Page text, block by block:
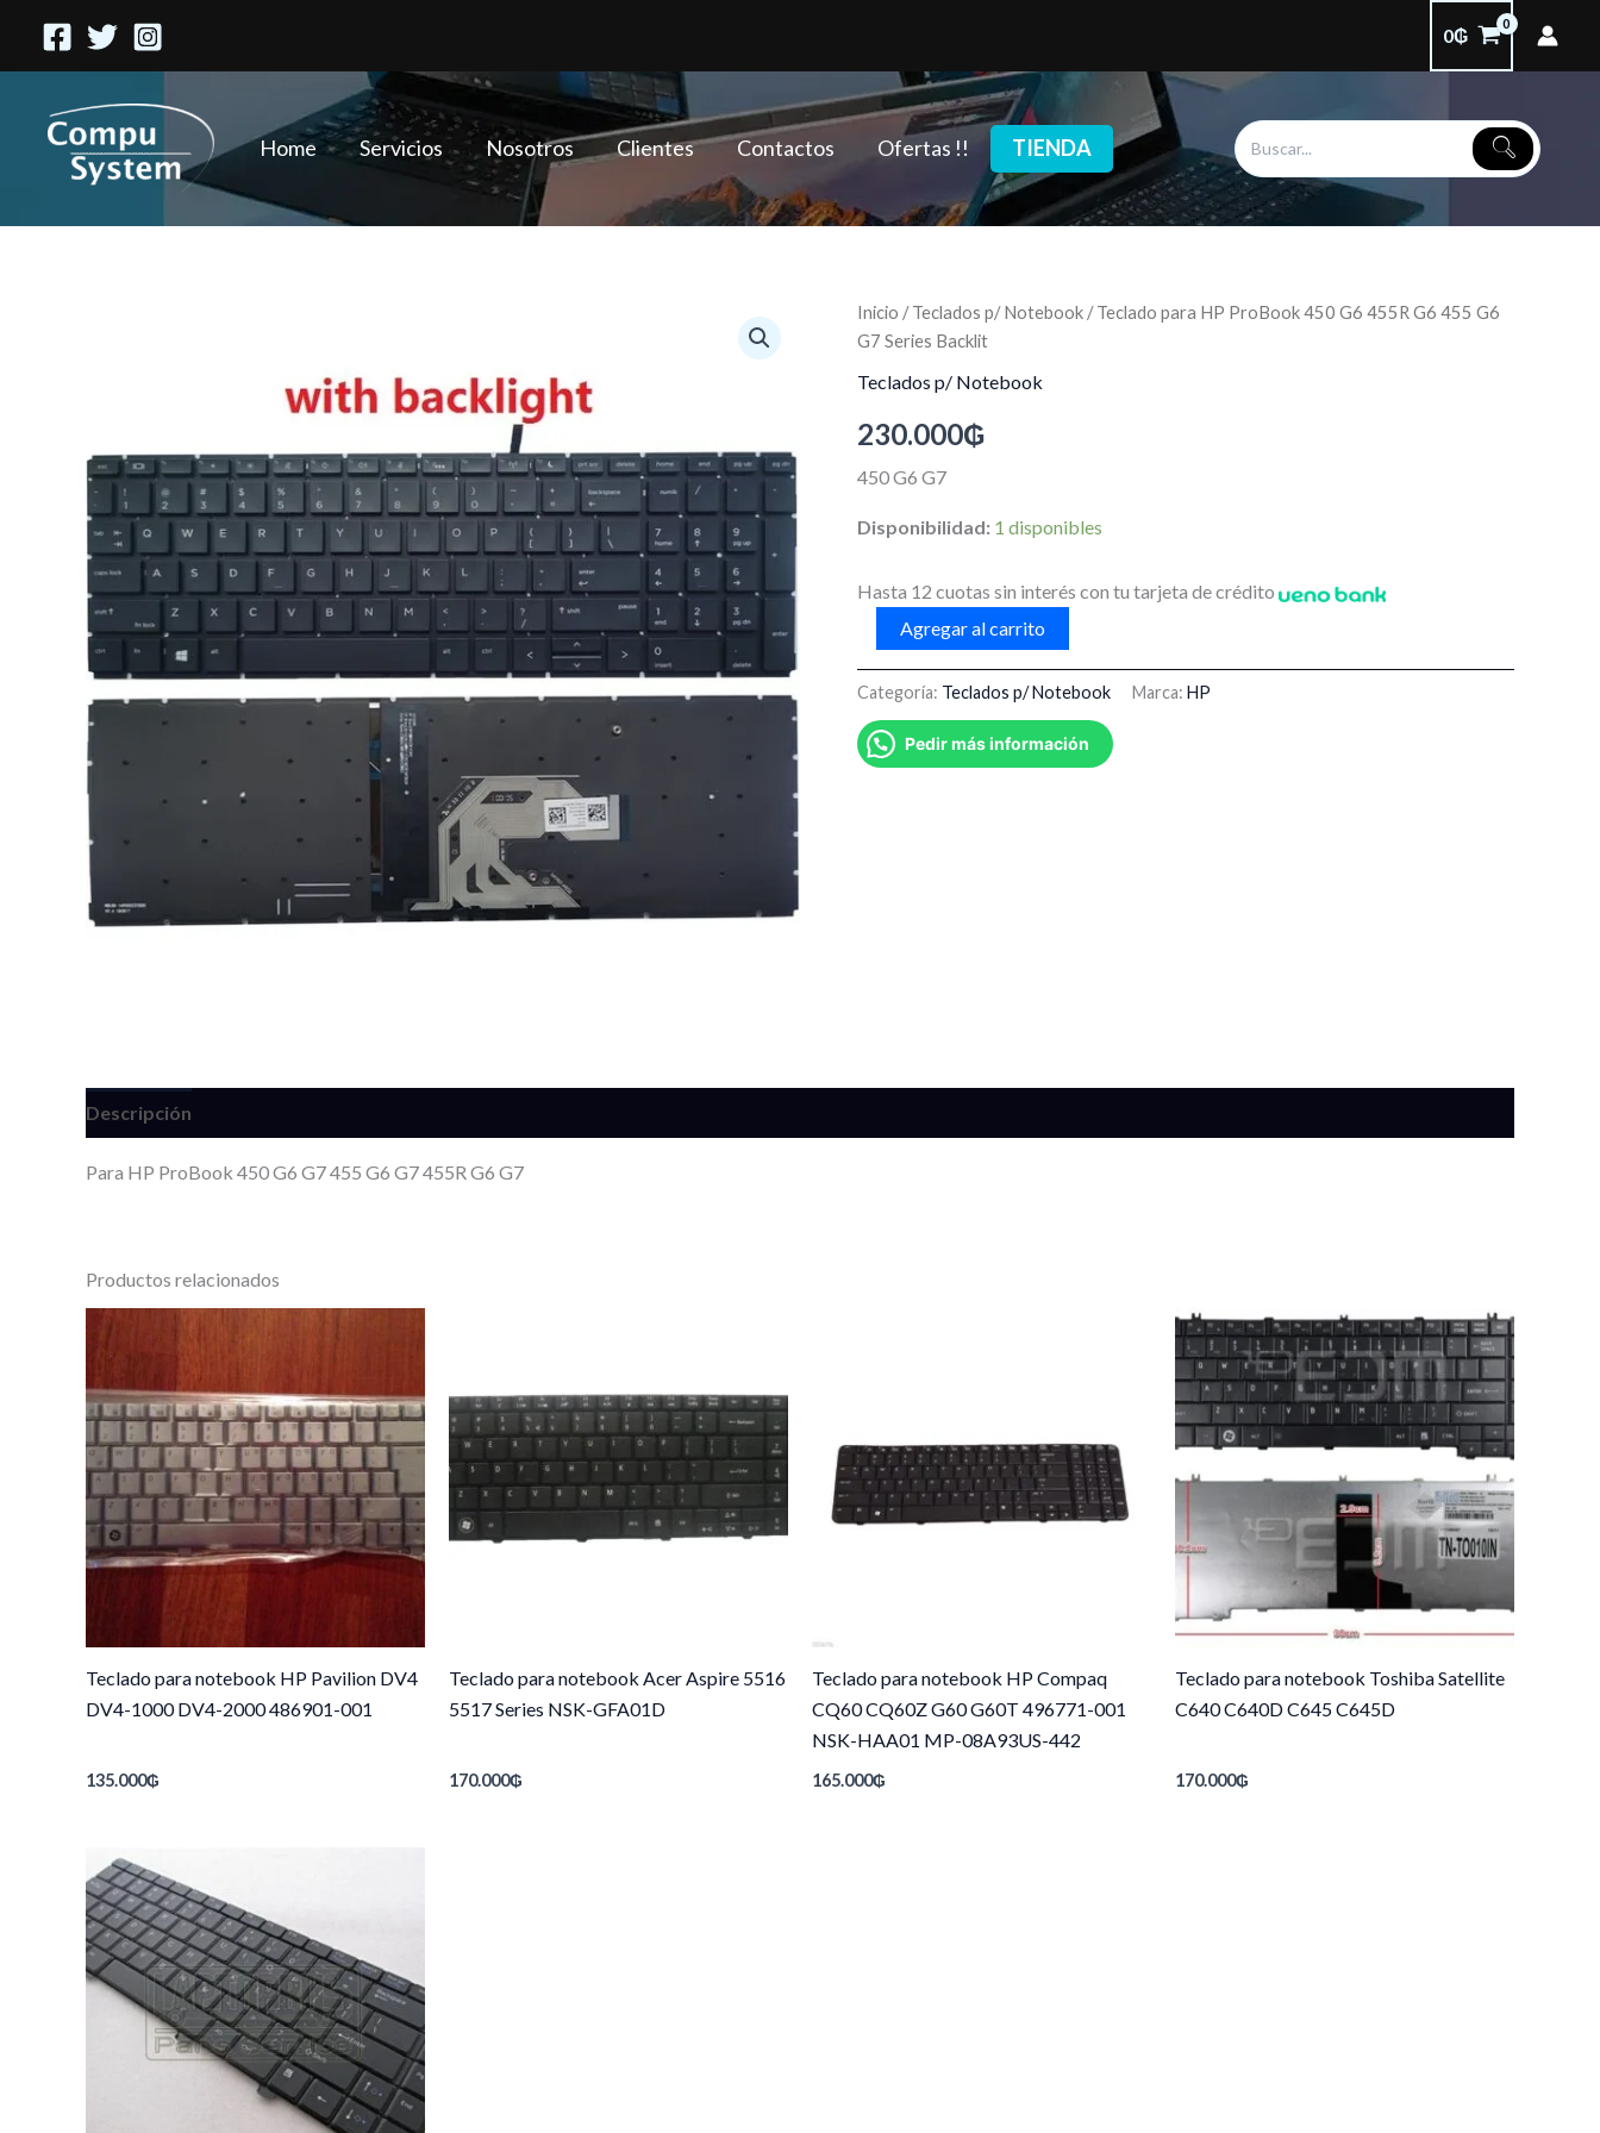
contenido
0₲
Home Servicios Nosotros Clientes Contactos Ofertas !! TIENDA
Inicio /Teclados p/ Notebook / Teclado para HP ProBook 450 G6 455R G6 455 G6
G7 Series Backlit
Teclados p/ Notebook
230.000₲
450 G6 G7
Disponibilidad: 1 disponibles
Hasta 12 cuotas sin interés con tu tarjeta de crédito
Teclado
para
ProBook
G6
455R
G6
G6
Backlit
Agregar al carrito
Categoría: Teclados p/ Notebook Marca: HP
Pedir más información
Descripción
Para HP ProBook 450 G6 G7 455 G6 G7 455R G6 G7
Productos relacionados
Teclado para notebook HP Pavilion DV4
DV4-1000 DV4-2000 486901-001
135.000₲
Teclado para notebook Acer Aspire 5516
5517 Series NSK-GFA01D
170.000₲
Teclado para notebook HP Compaq
CQ60 CQ60Z G60 G60T 496771-001
NSK-HAA01 MP-08A93US-442
165.000₲
Teclado para notebook Toshiba Satellite
C640 C640D C645 C645D
170.000₲